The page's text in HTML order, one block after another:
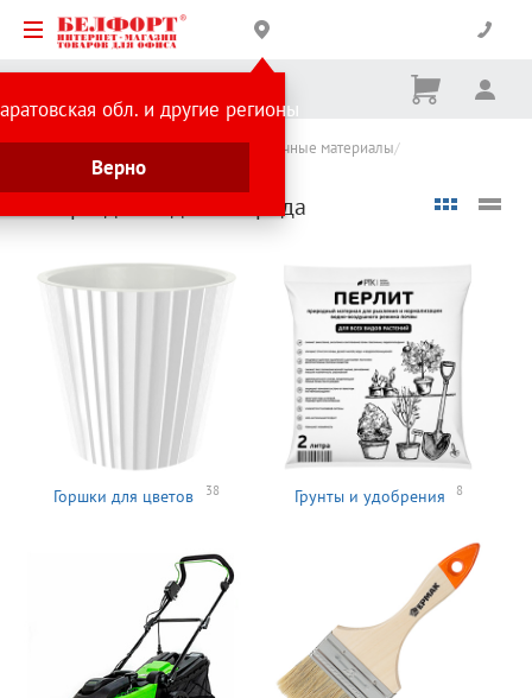
обл. и другие регионы
Верно
Корзина
Ничего
Каталог товаров Хозтовары и упаковочные материалы
Товары для сада и огорода
Товары для сада и огорода
Горшки для цветов 38 Грунты и удобрения 8